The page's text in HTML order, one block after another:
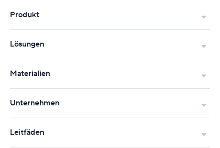
Produkt
Lösungen
Materialien
Unternehmen
Leitfäden